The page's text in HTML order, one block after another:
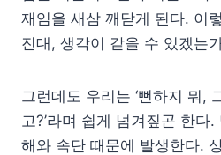
재임을 새삼 깨닫게 된다. 이
진대, 생각이 같을 수 있겠는
그런데도 우리는 ‘뻔하지 뭐,
고?’라며 쉽게 넘겨짚곤 한다
해와 속단 때문에 발생한다.